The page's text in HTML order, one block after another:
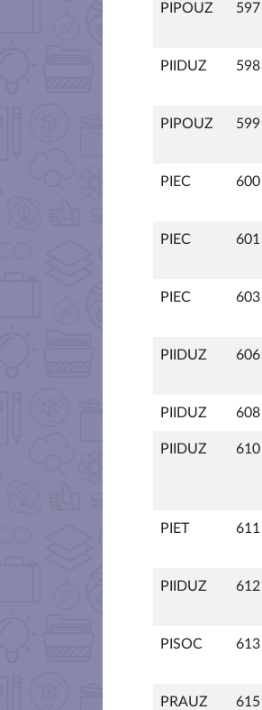
PIPOUZ 597
PIIDUZ 598
PIPOUZ 599
PIEC 600
PIEC 601
PIEC 603
PIIDUZ 606
PIIDUZ 608
PIIDUZ 610
PIET 611
PIIDUZ 612
PISOC 613
PRAUZ 615